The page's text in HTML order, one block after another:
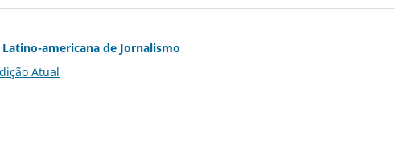
Latino-americana de Jornalismo
Atual